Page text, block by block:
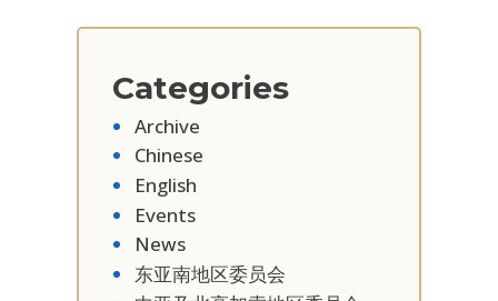
Categories
Archive
Chinese
English
Events
News
东亚南地区委员会